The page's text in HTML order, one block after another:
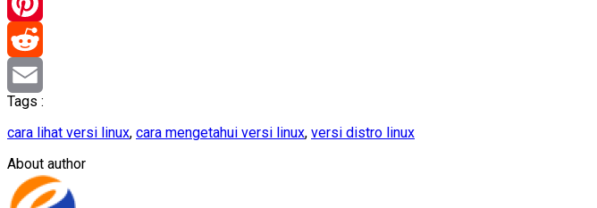
Pinterest
Reddit
Email
Tags :
cara lihat versi linux, cara mengetahui versi linux, versi distro linux
About author